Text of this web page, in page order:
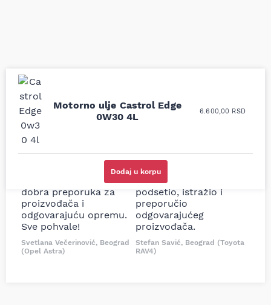
Motorno ulje Castrol Edge
0W30 4L
6.600,00 RSD
Dodaj u korpu
Uporedila sam sve
moguće online
prodavnice auto delova
i definitivno najbolje
cene su ovde. Kupila
delove iz MD Auto. Uvek
dobra preporuka za
proizvođača i
odgovarajuću opremu.
Sve pohvale!
Svetlana Večerinović, Beograd
(Opel Astra)
Odlična usluga i
ljubazni prodavci.
kočionog cilindra bio
potreban za moju
Tojotu, ali me je Miloš
podsetio, istražio i
preporučio
odgovarajućeg
proizvođača.
Stefan Savić, Beograd (Toyota
RAV4)